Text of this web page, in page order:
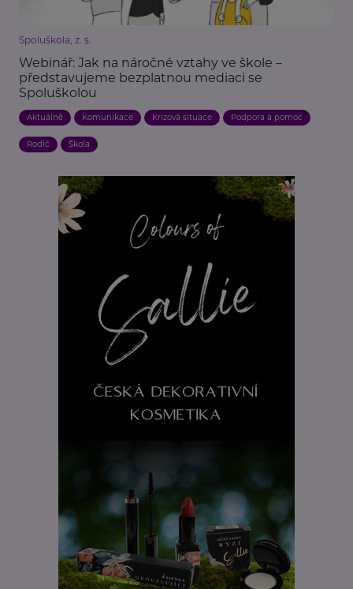
Spoluškola, z. s.
Webinář: Jak na náročné vztahy ve škole –
představujeme bezplatnou mediaci se
Spoluškolou
Aktuálně Komunikace Krizová situace Podpora a pomoc
Rodič Škola